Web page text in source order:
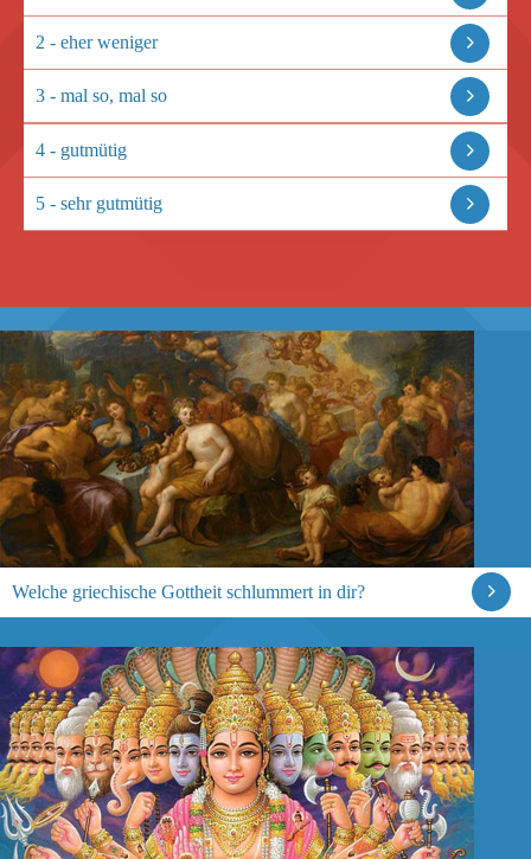
2 - eher weniger
3 - mal so, mal so
4 - gutmütig
5 - sehr gutmütig
Welche griechische Gottheit schlummert in dir?